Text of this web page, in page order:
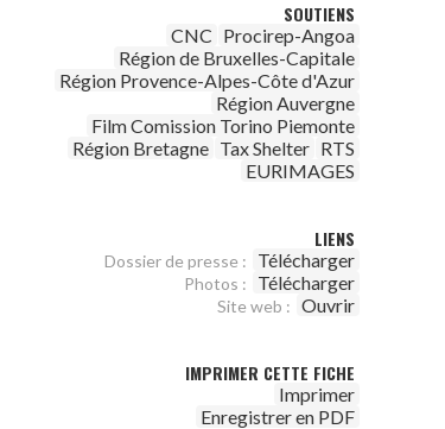
SOUTIENS
CNC Procirep-Angoa
Région de Bruxelles-Capitale
Région Provence-Alpes-Côte d'Azur
Région Auvergne
Film Comission Torino Piemonte
Région Bretagne Tax Shelter RTS
EURIMAGES
LIENS
Dossier de presse : Télécharger
Photos : Télécharger
Site web : Ouvrir
IMPRIMER CETTE FICHE
Imprimer
Enregistrer en PDF